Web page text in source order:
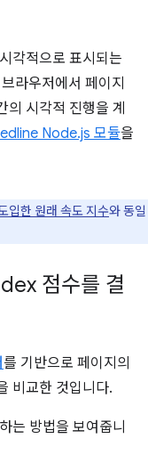
각적으로 표시되는
라우저에서 페이지
의 시각적 진행을 계
Node.js 모듈을
한 원래 속도 지수와 동일
점수를 결
를 기반으로 페이지의
비교한 것입니다.
는 방법을 보여줍니